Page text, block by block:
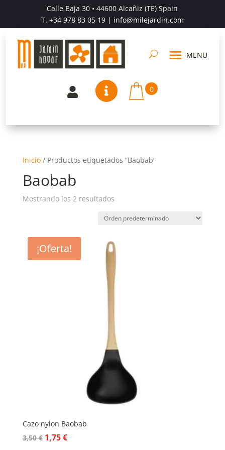
Calle Baja 30 • 44600 Alcañiz (TE) Spain
T. +34 978 83 05 19| info@milejardin.com
  0
Inicio/ Productos etiquetados “Baobab”
Baobab
Mostrando los 2 resultados
¡Oferta!
Cazo nylon Baobab
3,50€ El
1,75€El